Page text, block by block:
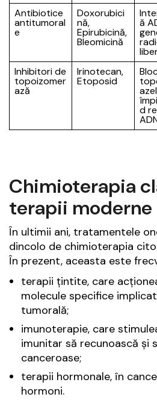
Antibiotice
antitumoral
e
Doxorubici
nă,
Epirubicină,
Bleomicină
ă
Inhibitori de
topoizomer
ază
Irinotecan,
Etoposid
d
Chimioterapia
terapii moderne
În ultimii ani, tratamentele
dincolo de chimioterapia
În prezent, aceasta este
terapii țintite, care
molecule specifice
tumorală;
imunoterapie, care
imunitar să recunoască și
canceroase;
terapii hormonale, în
hormoni.